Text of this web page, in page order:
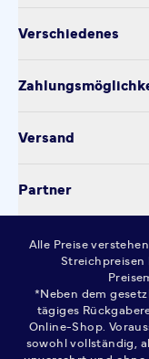
Produktsicherheit
Kontakt
Verschiedenes
Datenschutz
Widerrufsrecht
AGB
FAQ
Versand
Partner
Alle Preise
Streichpreisen
*Neben dem
tägiges
Online-Shop.
sowohl vollständig,